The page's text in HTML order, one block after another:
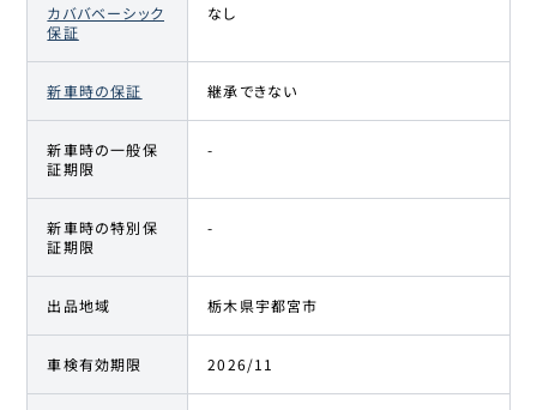
カババベーシック
保証
なし
新車時の保証 継承できない
新車時の一般保
証期限
-
新車時の特別保
証期限
-
出品地域 栃木県宇都宮市
車検有効期限 2026/11